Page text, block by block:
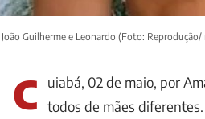
João Guilherme e Leonardo (Foto:
C
uiabá, 02 de maio, por
todos de mães